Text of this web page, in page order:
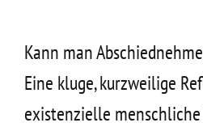
Kann man
Eine kluge, kurzweilige
existenzielle